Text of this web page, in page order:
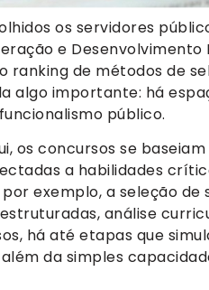
os servidores
e
de métodos de
algo importante: há
público.
os concursos se
a habilidades
exemplo, a seleção
análise
há até etapas que
da simples